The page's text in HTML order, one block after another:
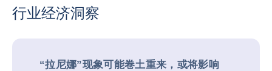
行业经济洞察
“拉尼娜”现象可能卷土重来，或将影响